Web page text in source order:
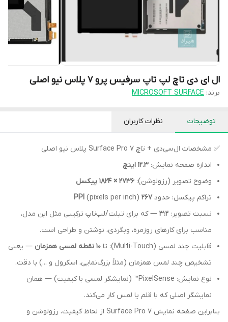
ال ای دی تاچ لپ تاپ سرفیس پرو ۷ پلاس نیو اصلی
برند: MICROSOFT SURFACE
توضیحات نظرات کاربران
✅ مشخصات ال‌سی‌دی + تاچ Surface Pro 7 پلاس نیو اصلی
اندازه صفحه نمایش: ۱۲.۳ اینچ
وضوح تصویر (رزولوشن): 2736 × 1824 پیکسل
تراکم پیکسل: حدود 267 PPI
(pixels per inch)
نسبت تصویر: 3:2 — که برای تبلت/لپ‌تاپ ترکیبی مثل این مدل،
مناسب برای کارهای روزمره، وبگردی، نوشتن و طراحی است.
قابلیت چند لمسی (Multi-Touch): تا
۱۰ نقطه لمسی همزمان
— یعنی
تشخیص چند لمس همزمان (مثلاً بزرگ‌نمایی، اسکرول و ...) با دقت.
نوع نمایش: PixelSense™ (نمایشگر لمسی با کیفیت) — همان
نمایشگر اصلی که با قلم یا لمس کار می‌کند.
بنابراین صفحه نمایش Surface Pro 7 از لحاظ کیفیت، رزولوشن و